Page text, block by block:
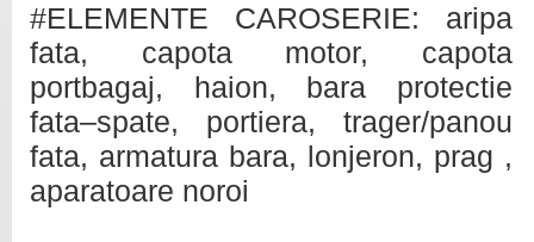
#ELEMENTE CAROSERIE: aripa
fata, capota motor, capota
portbagaj, haion, bara protectie
fata–spate, portiera, trager/panou
fata, armatura bara, lonjeron, prag ,
aparatoare noroi